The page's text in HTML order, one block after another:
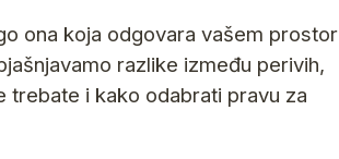
ona koja odgovara vašem
razlike između perivih,
trebate i kako odabrati pravu za